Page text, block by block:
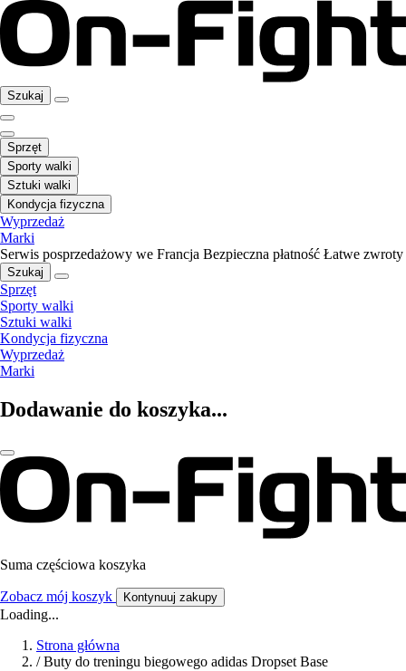
Szukaj
Sprzęt
Sporty walki
Sztuki walki
Kondycja fizyczna
Wyprzedaż
Marki
Serwis posprzedażowy we Francja Bezpieczna płatność Łatwe zwroty
Szukaj
Sprzęt
Sporty walki
Sztuki walki
Kondycja fizyczna
Wyprzedaż
Marki
Dodawanie do koszyka...
Suma częściowa koszyka
Zobacz mój koszyk Kontynuuj zakupy
Loading...
Strona główna
/ Buty do treningu biegowego adidas Dropset Base